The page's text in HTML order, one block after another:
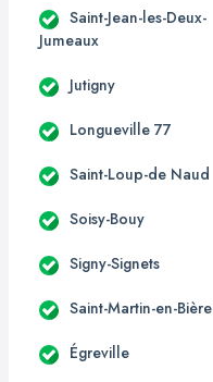
Saint-Jean-les-Deux-
Jumeaux
Jutigny
Longueville 77
Saint-Loup-de Naud
Soisy-Bouy
Signy-Signets
Saint-Martin-en-Bière
Égreville